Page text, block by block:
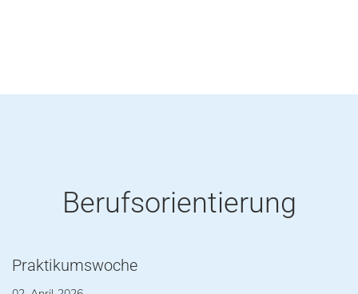
Berufsorientierung
Praktikumswoche